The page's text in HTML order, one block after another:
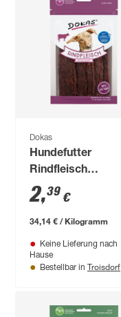
Dokas
Hundefutter
Rindfleisch
getrocknet 70 g
2,39 €
34,14 € / Kilogramm
Keine Lieferung nach
Hause
Bestellbar in Troisdorf